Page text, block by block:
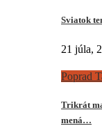
Sviatok
21 júla,
Poprad
Trikrát
mená…